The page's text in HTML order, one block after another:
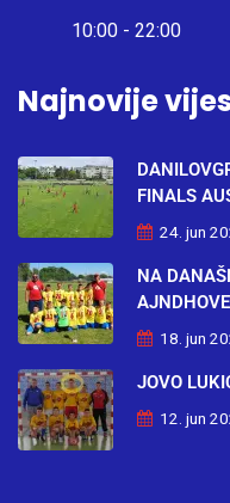
10:00 - 22:00
Najnovije
FINALS
24. jun
NA
18. jun
JOVO
12. jun